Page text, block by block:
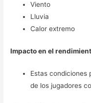
Viento
Lluvia
Calor extremo
Impacto en el
Estas condiciones
de los jugadores